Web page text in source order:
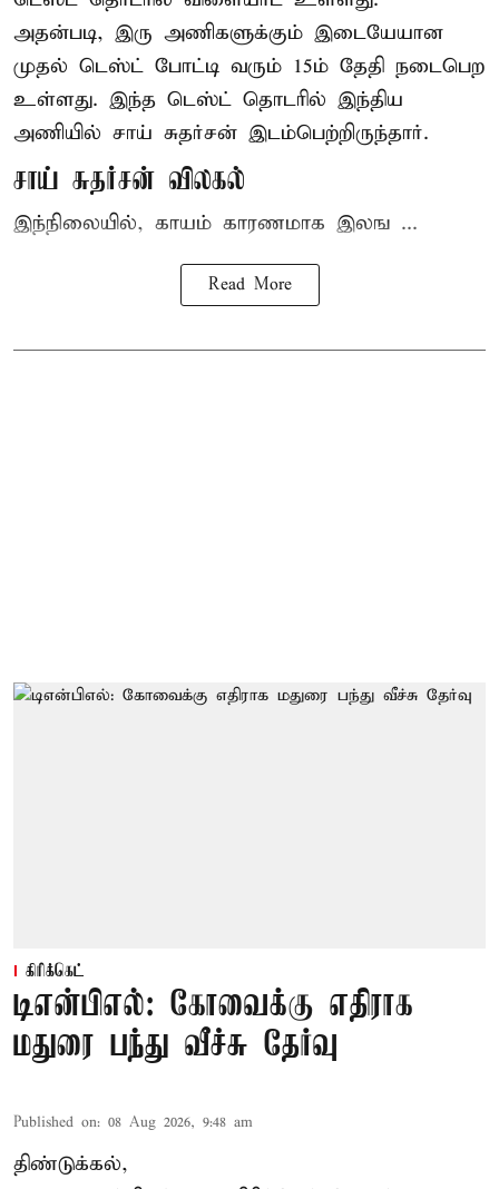
அதன்படி, இரு அணிகளுக்கும் இடையேயான
முதல் டெஸ்ட் போட்டி வரும் 15ம் தேதி நடைபெற
உள்ளது. இந்த டெஸ்ட் தொடரில் இந்திய
அணியில் சாய் சுதர்சன் இடம்பெற்றிருந்தார்.
சாய் சுதர்சன் விலகல்
இந்நிலையில், காயம் காரணமாக இலங ...
Read More
கிரிக்கெட்
டிஎன்பிஎல்: கோவைக்கு எதிராக
மதுரை பந்து வீச்சு தேர்வு
Published on: 08 Aug 2026, 9:48 am
திண்டுக்கல்,